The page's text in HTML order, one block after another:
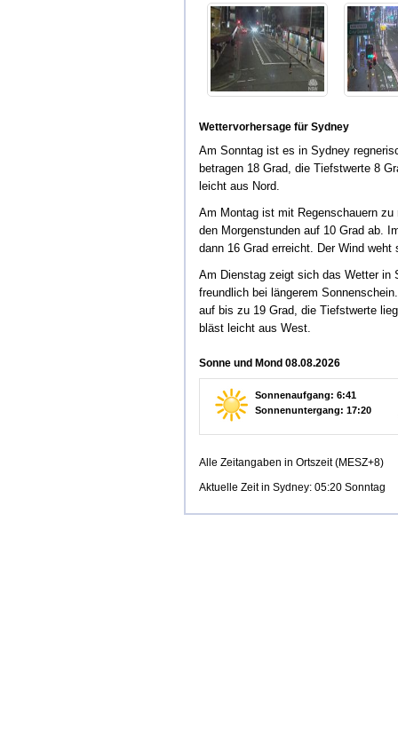
Wettervorhersage für Sydney
Am Sonntag ist es in Sydney
betragen 18 Grad, die Tiefstwerte 8
leicht aus Nord.
Am Montag ist mit Regenschauern
den Morgenstunden auf 10 Grad ab.
dann 16 Grad erreicht. Der Wind weht
Am Dienstag zeigt sich das Wetter in
freundlich bei längerem
auf bis zu 19 Grad, die Tiefstwerte
bläst leicht aus West.
Sonne und Mond 08.08.2026
Sonnenaufgang: 6:41
Sonnenuntergang: 17:20
Alle Zeitangaben in Ortszeit (MESZ+8)
Aktuelle Zeit in Sydney: 05:20 Sonntag